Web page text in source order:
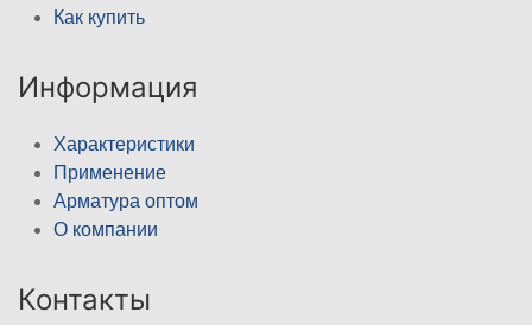
Как купить
Информация
Характеристики
Применение
Арматура оптом
О компании
Контакты